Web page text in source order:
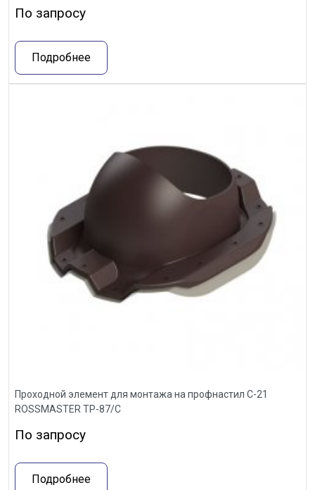
По запросу
Подробнее
Проходной элемент для монтажа на профнастил С-21
ROSSMASTER ТР-87/С
По запросу
Подробнее